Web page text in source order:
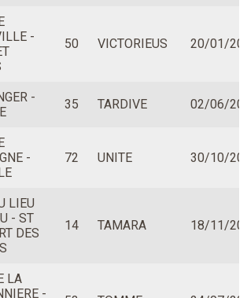
-
50 VICTORIEUS 20/01/
-
35 TARDIVE 02/06/
-
72 UNITE 30/10/
LIEU
- ST
DES
14 TAMARA 18/11/
LA
-